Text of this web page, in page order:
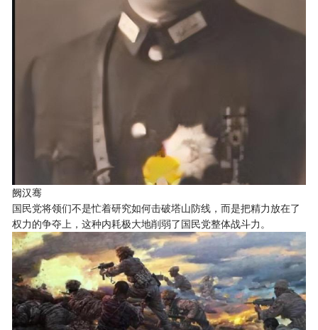
阙汉骞
国民党将领们不是忙着研究如何击破塔山防线，而是把精力放在了
权力的争夺上，这种内耗极大地削弱了国民党整体战斗力。